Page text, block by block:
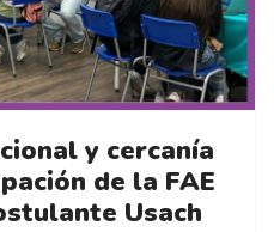
y cercanía
de la FAE
Usach